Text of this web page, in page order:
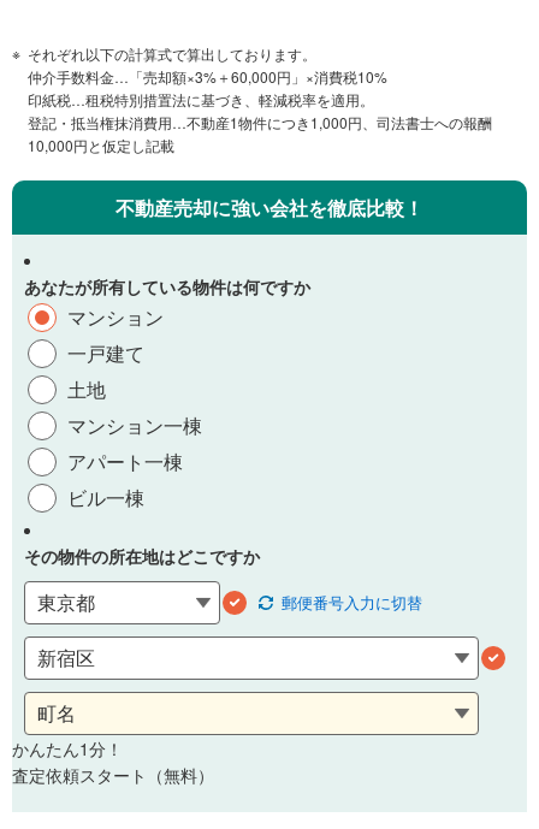
それぞれ以下の計算式で算出しております。
仲介手数料金…「売却額×3%＋60,000円」×消費税10%
印紙税…租税特別措置法に基づき、軽減税率を適用。
登記・抵当権抹消費用…不動産1物件につき1,000円、司法書士への報酬
10,000円と仮定し記載
不動産売却に強い会社を徹底比較！
あなたが所有している物件は何ですか
マンション
一戸建て
土地
マンション一棟
アパート一棟
ビル一棟
その物件の所在地はどこですか
郵便番号入力に切替
かんたん1分！
査定依頼スタート（無料）